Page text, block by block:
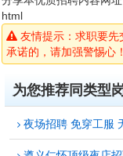
html
友情提示：求职要
承诺的，请加强警惕心！
为您推荐同类型
夜场招聘 免穿工服